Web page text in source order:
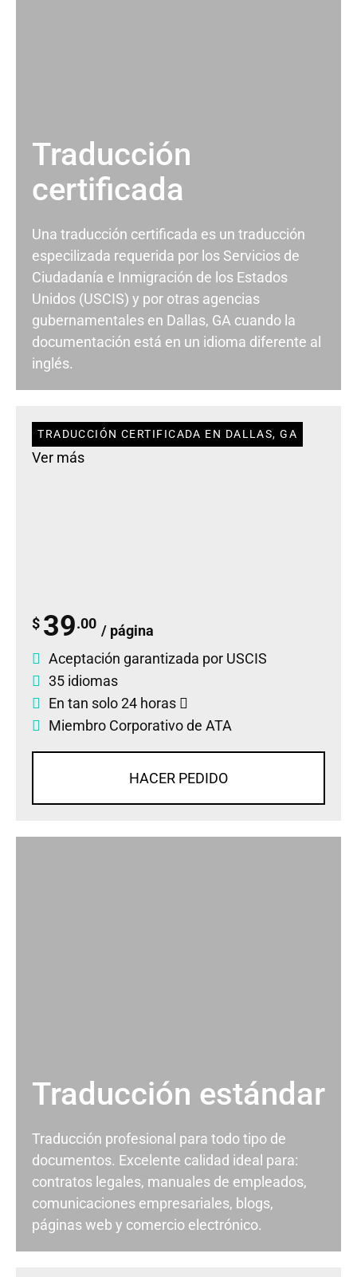
Traducción
certificada
Una traducción certificada es un traducción
especilizada requerida por los Servicios de
Ciudadanía e Inmigración de los Estados
Unidos (USCIS) y por otras agencias
gubernamentales en Dallas, GA cuando la
documentación está en un idioma diferente al
inglés.
TRADUCCIÓN CERTIFICADA EN DALLAS, GA
Ver más
$ 39.00 / página
Aceptación garantizada por USCIS
35 idiomas
En tan solo 24 horas
Miembro Corporativo de ATA
HACER PEDIDO
Traducción estándar
Traducción profesional para todo tipo de
documentos. Excelente calidad ideal para:
contratos legales, manuales de empleados,
comunicaciones empresariales, blogs,
páginas web y comercio electrónico.